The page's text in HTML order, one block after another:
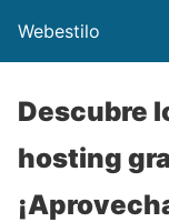
Webestilo
Descubre
hosting